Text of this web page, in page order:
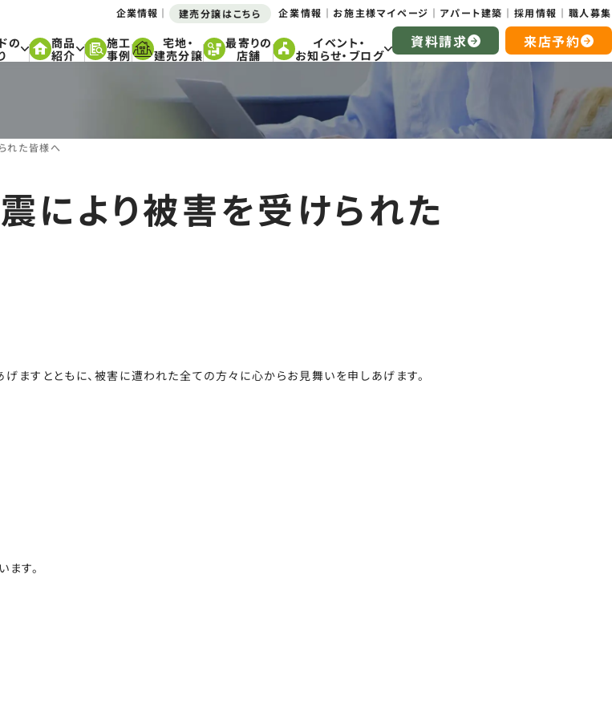
の
商品
紹介
施工
事例
宅地・
建売分譲
最寄りの
店舗
イベント・
お知らせ・ブログ
資料請求 来店予約
企業情報 建売分譲はこちら 企業情報 お施主様マイページ アパート建築 採用情報 職人募集
れた皆様へ
により被害を受けられた
すとともに、被害に遭われた全ての方々に心からお見舞いを申しあげます。
す。